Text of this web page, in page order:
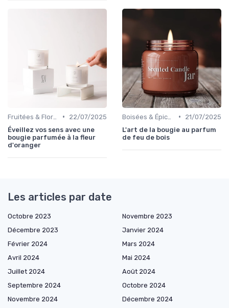
•
22/07/2025
Éveillez vos sens avec une
bougie parfumée à la fleur
d'oranger
•
21/07/2025
L'art de la bougie au parfum
de feu de bois
Les articles par date
Octobre 2023
Novembre 2023
Décembre 2023
Janvier 2024
Février 2024
Mars 2024
Avril 2024
Mai 2024
Juillet 2024
Août 2024
Septembre 2024
Octobre 2024
Novembre 2024
Décembre 2024